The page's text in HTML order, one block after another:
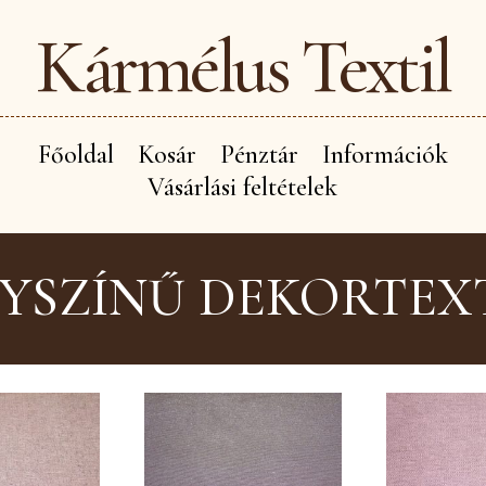
Kármélus Textil
Főoldal Kosár Pénztár
Információk
Vásárlási feltételek